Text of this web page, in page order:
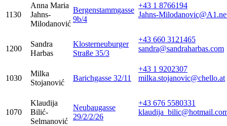
1130
Anna Maria
Jahns-
Milodanović
Bergenstammgasse
9b/4
+43 1 8766194
Jahns-
1200
Sandra
Harbas
Klosterneuburger
Straße 35/3
+43 660 3121465
sandra@sandraharbas.com
1030
Milka
Stojanović
Barichgasse 32/11
+43 1 9202307
milka.stojanovic@chello.at
1070
Klaudija
Bilić-
Selmanović
Neubaugasse
29/2/2/26
+43 676 5580331